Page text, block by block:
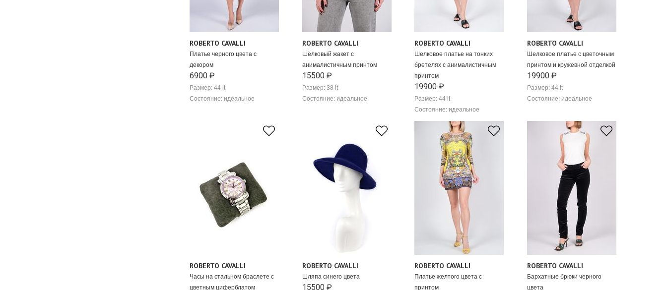
ROBERTO CAVALLI
Платье черного цвета с
декором
6900 ₽
Размер: 44 it
Состояние: идеальное
ROBERTO CAVALLI
Шёлковый жакет с
анималистичным принтом
15500 ₽
Размер: 38 it
Состояние: идеальное
ROBERTO CAVALLI
Шелковое платье на тонких
бретелях с анималистичным
принтом
19900 ₽
Размер: 44 it
Состояние: идеальное
ROBERTO CAVALLI
Шелковое платье с цветочным
принтом и кружевной отделкой
19900 ₽
Размер: 44 it
Состояние: идеальное
ROBERTO CAVALLI
Часы на стальном браслете с
цветным циферблатом
ROBERTO CAVALLI
Шляпа синего цвета
15500 ₽
ROBERTO CAVALLI
Платье желтого цвета с
принтом
ROBERTO CAVALLI
Бархатные брюки черного
цвета